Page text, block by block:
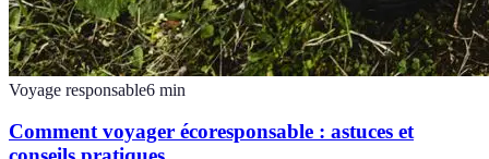
Voyage responsable6 min
Comment voyager écoresponsable : astuces et